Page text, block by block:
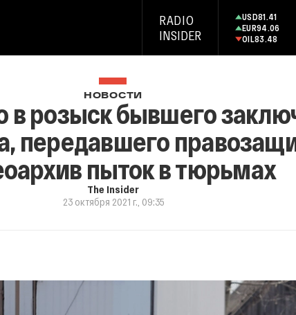
RADIO
INSIDER
USD81.41
EUR94.06
OIL83.48
НОВОСТИ
розыск бывшего
передавшего
пыток в тюрьмах
The Insider
23 октября 2021 г., 09:35